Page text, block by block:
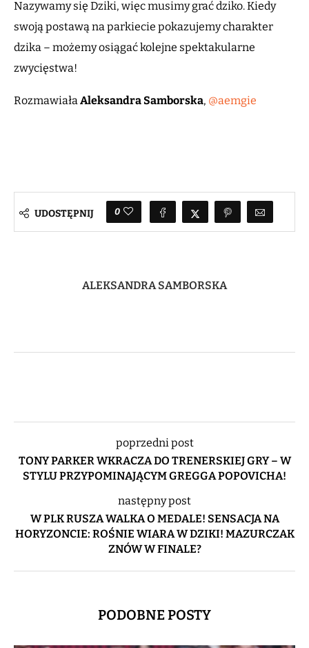
Nazywamy się Dziki, więc musimy grać dziko. Kiedy
swoją postawą na parkiecie pokazujemy charakter
dzika – możemy osiągać kolejne spektakularne
zwycięstwa!
RozmawiałaAleksandra Samborska, @aemgie
UDOSTĘPNIJ 0
ALEKSANDRA SAMBORSKA
poprzedni post
TONY PARKER WKRACZA DO TRENERSKIEJ GRY – W
STYLU PRZYPOMINAJĄCYM GREGGA POPOVICHA!
następny post
W PLK RUSZA WALKA O MEDALE! SENSACJA NA
HORYZONCIE: ROŚNIE WIARA W DZIKI! MAZURCZAK
ZNÓW W FINALE?
PODOBNE POSTY